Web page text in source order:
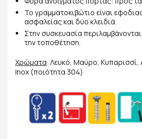
Το γραμματοκιβώτιο είναι
ασφαλείας και δύο κλειδιά.
Στην συσκευασία
την τοποθέτηση.
Χρώματα: Λευκό, Μαύρο, Κυπαρισσί,
Inox (ποιότητα 304)